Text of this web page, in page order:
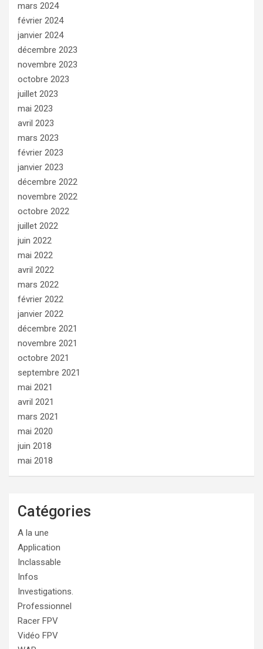
mars 2024
février 2024
janvier 2024
décembre 2023
novembre 2023
octobre 2023
juillet 2023
mai 2023
avril 2023
mars 2023
février 2023
janvier 2023
décembre 2022
novembre 2022
octobre 2022
juillet 2022
juin 2022
mai 2022
avril 2022
mars 2022
février 2022
janvier 2022
décembre 2021
novembre 2021
octobre 2021
septembre 2021
mai 2021
avril 2021
mars 2021
mai 2020
juin 2018
mai 2018
Catégories
A la une
Application
Inclassable
Infos
Investigations.
Professionnel
Racer FPV
Vidéo FPV